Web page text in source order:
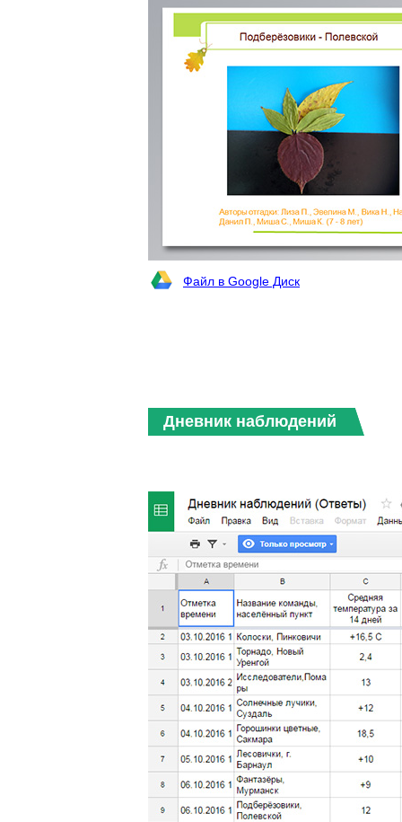
Файл в Google Диск
Дневник наблюдений